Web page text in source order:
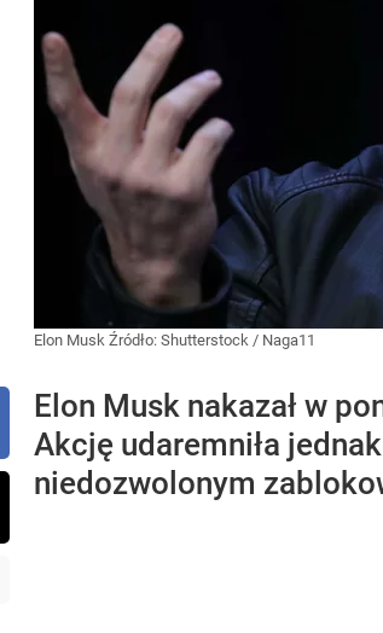
Elon Musk Źródło: Shutterstock / Naga11
Elon Musk nakazał w
Akcję udaremniła
niedozwolonym